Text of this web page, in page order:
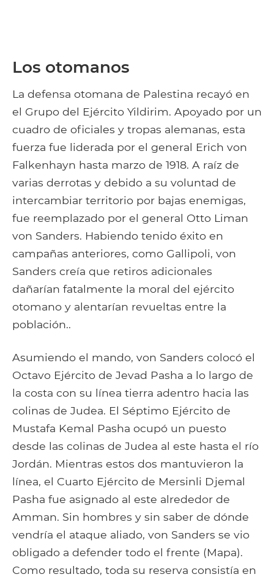
Los otomanos
La defensa otomana de Palestina recayó en
el Grupo del Ejército Yildirim. Apoyado por un
cuadro de oficiales y tropas alemanas, esta
fuerza fue liderada por el general Erich von
Falkenhayn hasta marzo de 1918. A raíz de
varias derrotas y debido a su voluntad de
intercambiar territorio por bajas enemigas,
fue reemplazado por el general Otto Liman
von Sanders. Habiendo tenido éxito en
campañas anteriores, como Gallipoli, von
Sanders creía que retiros adicionales
dañarían fatalmente la moral del ejército
otomano y alentarían revueltas entre la
población..
Asumiendo el mando, von Sanders colocó el
Octavo Ejército de Jevad Pasha a lo largo de
la costa con su línea tierra adentro hacia las
colinas de Judea. El Séptimo Ejército de
Mustafa Kemal Pasha ocupó un puesto
desde las colinas de Judea al este hasta el río
Jordán. Mientras estos dos mantuvieron la
línea, el Cuarto Ejército de Mersinli Djemal
Pasha fue asignado al este alrededor de
Amman. Sin hombres y sin saber de dónde
vendría el ataque aliado, von Sanders se vio
obligado a defender todo el frente (Mapa).
Como resultado, toda su reserva consistía en